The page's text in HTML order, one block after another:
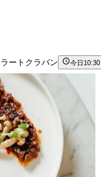
ラートクラバン 今日